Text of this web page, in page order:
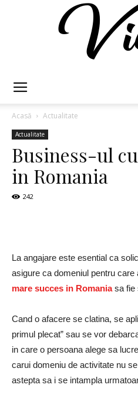
Acasă Actualitate
Actualitate
Business-ul
in Romania
242
La angajare este esential ca
asigure ca domeniul pentru care
mare succes in Romania sa fie
Cand o afacere se clatina, se
primul plecat” sau se vor
in care o persoana alege sa
carui domeniu de activitate nu
astepta sa i se intampla